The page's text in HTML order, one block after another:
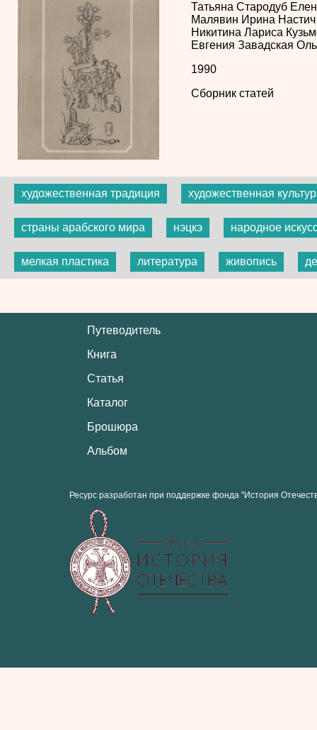
Татьяна Стародуб
Малявин Ирина
Никитина Лариса
Евгения Завадская
1990
Сборник статей
художественная традиция художественная
страны арабского мира нэцкэ народное
мелкая пластика литература живопись
Путеводитель
Книга
Статья
Каталог
Брошюра
Альбом
Ресурс разработан при поддержке фонда "История